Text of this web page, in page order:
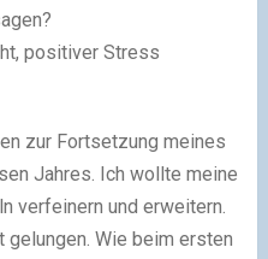
positiver Stress
zur Fortsetzung meines
Jahres. Ich wollte meine
verfeinern und erweitern.
Wie beim ersten